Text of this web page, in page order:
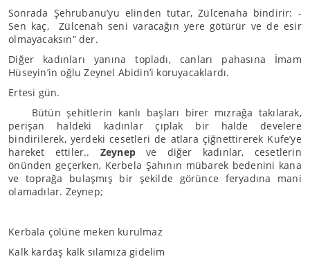
Sonrada Şehrubanu’yu elinden tutar, Zülcenaha bindirir: -
Sen kaç, Zülcenah seni varacağın yere götürür ve de esir
olmayacaksın” der.
Diğer kadınları yanına topladı, canları pahasına İmam
Hüseyin’in oğlu Zeynel Abidin’i koruyacaklardı.
Ertesi gün.
Bütün şehitlerin kanlı başları birer mızrağa takılarak,
perişan haldeki kadınlar çıplak bir halde develere
bindirilerek, yerdeki cesetleri de atlara çiğnettirerek Kufe’ye
hareket ettiler.. Zeynepve diğer kadınlar, cesetlerin
önünden geçerken, Kerbela Şahının mübarek bedenini kana
ve toprağa bulaşmış bir şekilde görünce feryadına mani
olamadılar. Zeynep;
Kerbala çölüne meken kurulmaz
Kalk kardaş kalk sılamıza gidelim